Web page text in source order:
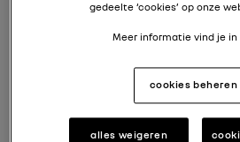
Selecteer de site
wilt
gedeelte ‘cookies’ op onze
Meer informatie vind je in
cookies beheren
alles weigeren